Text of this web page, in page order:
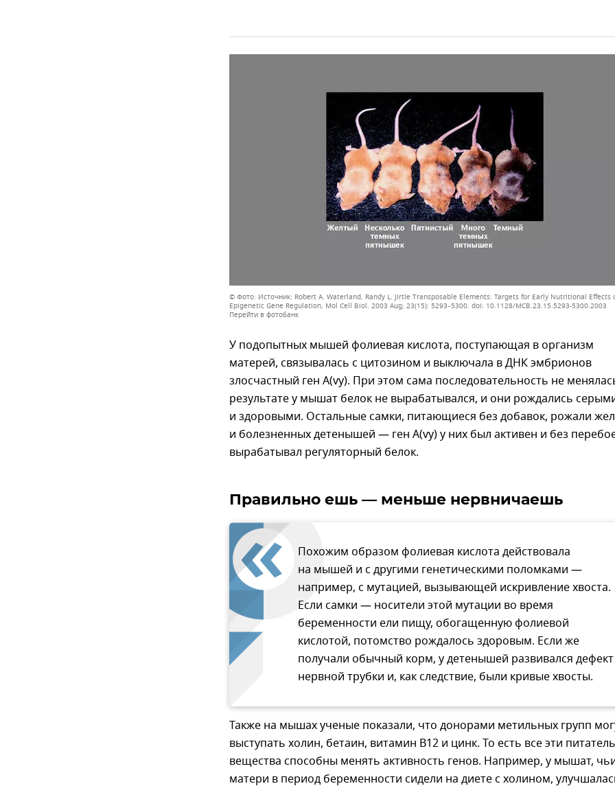
© Фото: Источник: Robert A. Waterland, Randy L. Jirtle Transposable Elements: Targets for Early Nutritional Effects
Epigenetic Gene Regulation, Mol Cell Biol. 2003 Aug; 23(15): 5293–5300. doi: 10.1128/MCB.23.15.5293-5300.2003
Перейти в фотобанк
У подопытных мышей фолиевая кислота, поступающая в организм
матерей, связывалась с цитозином и выключала в ДНК эмбрионов
злосчастный ген A(vy). При этом сама последовательность не
результате у мышат белок не вырабатывался, и они рождались
и здоровыми. Остальные самки, питающиеся без добавок, рожали
и болезненных детенышей — ген A(vy) у них был активен и без
вырабатывал регуляторный белок.
Правильно ешь — меньше нервничаешь
Похожим образом фолиевая кислота действовала
на мышей и с другими генетическими поломками —
например, с мутацией, вызывающей искривление хвоста.
Если самки — носители этой мутации во время
беременности ели пищу, обогащенную фолиевой
кислотой, потомство рождалось здоровым. Если же
получали обычный корм, у детенышей развивался дефект
нервной трубки и, как следствие, были кривые хвосты.
Также на мышах ученые показали, что донорами метильных групп
выступать холин, бетаин, витамин В12 и цинк. То есть все эти
вещества способны менять активность генов. Например, у мышат,
матери в период беременности сидели на диете с холином,